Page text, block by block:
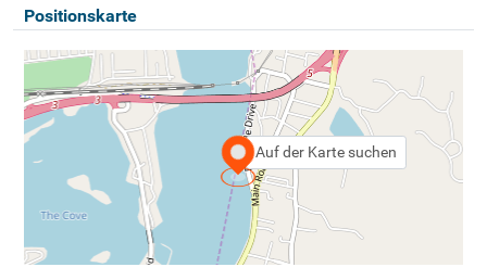
Positionskarte
Auf der Karte suchen